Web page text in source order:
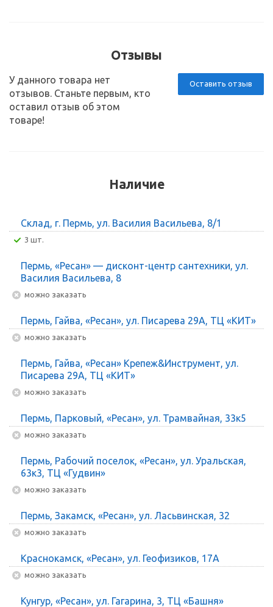
Отзывы
Оставить отзыв
У данного товара нет
отзывов. Станьте первым, кто
оставил отзыв об этом
товаре!
Наличие
Склад, г. Пермь, ул. Василия Васильева, 8/1
3 шт.
Пермь, «Ресан» — дисконт-центр сантехники, ул.
Василия Васильева, 8
Можно заказать
Пермь, Гайва, «Ресан», ул. Писарева 29А, ТЦ «КИТ»
Можно заказать
Пермь, Гайва, «Ресан» Крепеж&Инструмент, ул.
Писарева 29А, ТЦ «КИТ»
Можно заказать
Пермь, Парковый, «Ресан», ул. Трамвайная, 33к5
Можно заказать
Пермь, Рабочий поселок, «Ресан», ул. Уральская,
63к3, ТЦ «Гудвин»
Можно заказать
Пермь, Закамск, «Ресан», ул. Ласьвинская, 32
Можно заказать
Краснокамск, «Ресан», ул. Геофизиков, 17А
Можно заказать
Кунгур, «Ресан», ул. Гагарина, 3, ТЦ «Башня»